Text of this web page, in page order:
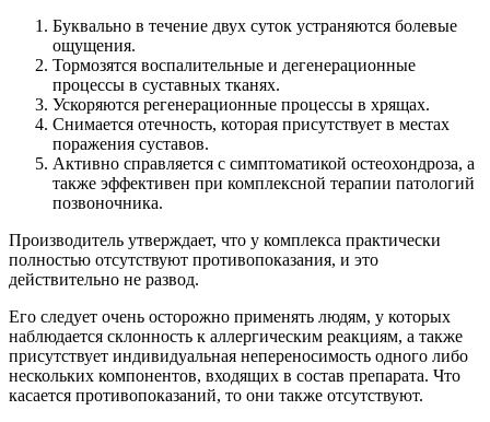
Буквально в течение двух суток устраняются болевые
ощущения.
Тормозятся воспалительные и дегенерационные
процессы в суставных тканях.
Ускоряются регенерационные процессы в хрящах.
Снимается отечность, которая присутствует в местах
поражения суставов.
Активно справляется с симптоматикой остеохондроза, а
также эффективен при комплексной терапии патологий
позвоночника.
Производитель утверждает, что у комплекса практически
полностью отсутствуют противопоказания, и это
действительно не развод.
Его следует очень осторожно применять людям, у которых
наблюдается склонность к аллергическим реакциям, а также
присутствует индивидуальная непереносимость одного либо
нескольких компонентов, входящих в состав препарата. Что
касается противопоказаний, то они также отсутствуют.